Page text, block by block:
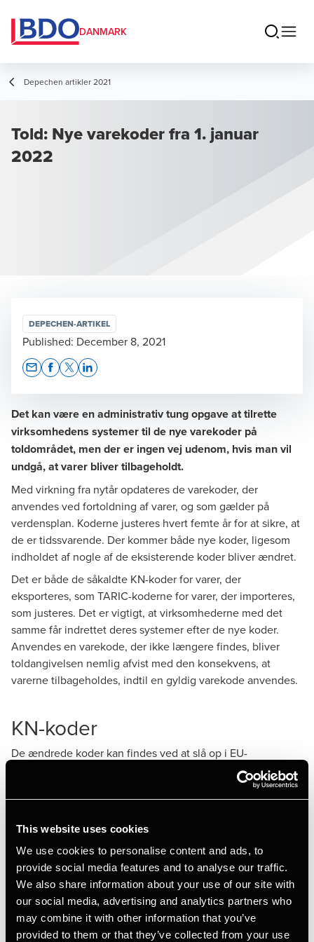
This website uses cookies
We use cookies to personalise content and ads, to
provide social media features and to analyse our traffic.
We also share information about your use of our site with
our social media, advertising and analytics partners who
may combine it with other information that you’ve
provided to them or that they’ve collected from your use
DANMARK
Depechen artikler 2021
Told: Nye varekoder fra 1. januar
2022
Det kan være en administrativ tung opgave at tilrette
virksomhedens systemer til de nye varekoder på
toldområdet, men der er ingen vej udenom, hvis man vil
undgå, at varer bliver tilbageholdt.
Med virkning fra nytår opdateres de varekoder, der
anvendes ved fortoldning af varer, og som gælder på
verdensplan. Koderne justeres hvert femte år for at sikre, at
de er tidssvarende. Der kommer både nye koder, ligesom
indholdet af nogle af de eksisterende koder bliver ændret.
Det er både de såkaldte KN-koder for varer, der
eksporteres, som TARIC-koderne for varer, der importeres,
som justeres. Det er vigtigt, at virksomhederne med det
samme får indrettet deres systemer efter de nye koder.
Anvendes en varekode, der ikke længere findes, bliver
toldangivelsen nemlig afvist med den konsekvens, at
varerne tilbageholdes, indtil en gyldig varekode anvendes.
KN-koder
De ændrede koder kan findes ved at slå op i EU-
Kommissionens gennemførselsforordning, der er et digert
værk på over 1.000 sider, eller ved at bruge kommissionens
korrelationstabel. Nye koder er markeret med et
indholdet af en kode er blevet ændret.
TARIC-koder
I etnyhedsbrev fra Toldstyrelsenoplyses det, at ikke alle de
nye koder er klar. Det forventes de først at være sidst i
DEPECHEN-ARTIKEL
Published: December 8, 2021